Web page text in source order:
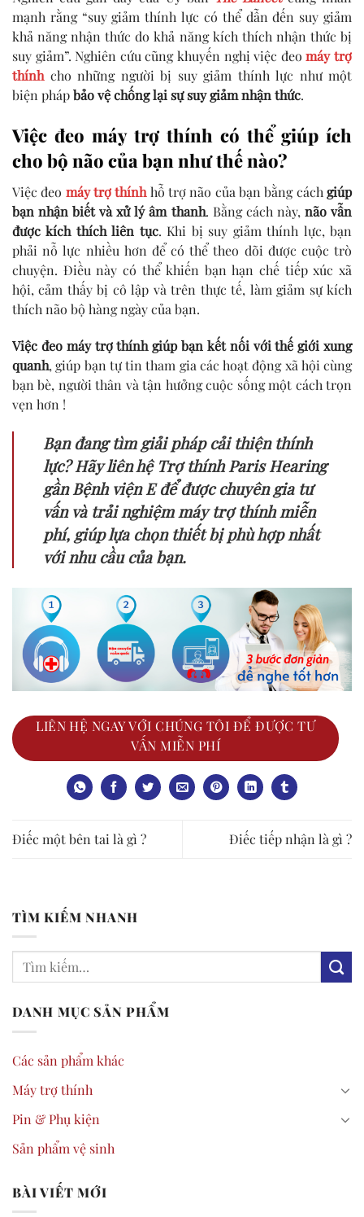
TÌM KIẾM NHANH
DANH MỤC SẢN PHẨM
Các sản phẩm khác
Máy trợ thính
Pin & Phụ kiện
Sản phẩm vệ sinh
BÀI VIẾT MỚI
mạnh rằng “suy giảm thính lực có thể dẫn đến suy giảm
khả năng nhận thức do khả năng kích thích nhận thức bị
suy giảm”. Nghiên cứu cũng khuyến nghị việc đeomáy trợ
thính cho những người bị suy giảm thính lực như một
biện phápbảo vệ chống lại sự suy giảm nhận thức.
Việc đeo máy trợ thính có thể giúp ích
cho bộ não của bạn như thế nào?
Việc đeo máy trợ thính hỗ trợ não của bạn bằng cáchgiúp
bạn nhận biết và xử lý âm thanh. Bằng cách này, não vẫn
được kích thích liên tục. Khi bị suy giảm thính lực, bạn
phải nỗ lực nhiều hơn để có thể theo dõi được cuộc trò
chuyện. Điều này có thể khiến bạn hạn chế tiếp xúc xã
hội, cảm thấy bị cô lập và trên thực tế, làm giảm sự kích
thích não bộ hàng ngày của bạn.
Việc đeo máy trợ thính giúp bạn kết nối với thế giới xung
quanh, giúp bạn tự tin tham gia các hoạt động xã hội cùng
bạn bè, người thân và tận hưởng cuộc sống một cách trọn
vẹn hơn !
Bạn đang tìm giải pháp cải thiện thính
lực? Hãy liên hệ Trợ thính Paris Hearing
gần Bệnh viện E để được chuyên gia tư
vấn và trải nghiệm máy trợ thính miễn
phí, giúp lựa chọn thiết bị phù hợp nhất
với nhu cầu của bạn.
LIÊN HỆ NGAY VỚI CHÚNG TÔI ĐỂ ĐƯỢC TƯ
VẤN MIỄN PHÍ
Điếc một bên tai là gì ? Điếc tiếp nhận là gì ?